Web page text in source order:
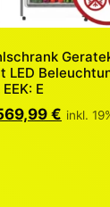
LED
E
€ inkl.